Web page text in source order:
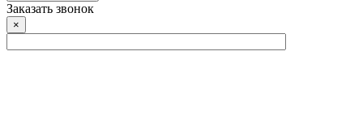
Заказать звонок
×